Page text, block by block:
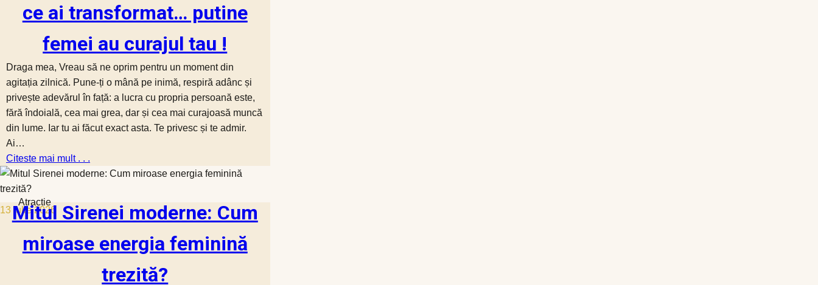
ce ai transformat… putine
femei au curajul tau !
Draga mea, Vreau să ne oprim pentru un moment din
agitația zilnică. Pune-ți o mână pe inimă, respiră adânc și
privește adevărul în față: a lucra cu propria persoană este,
fără îndoială, cea mai grea, dar și cea mai curajoasă muncă
din lume. Iar tu ai făcut exact asta. Te privesc și te admir.
Ai…
Citeste mai mult . . .
13 iulie 2026
Atractie
Mitul Sirenei moderne: Cum
miroase energia feminină
trezită?